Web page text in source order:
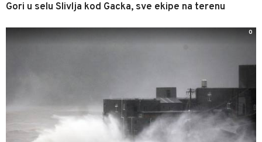
Gori u selu Slivlja kod Gacka, sve ekipe na terenu
0